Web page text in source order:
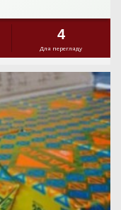
4
Для перегляду